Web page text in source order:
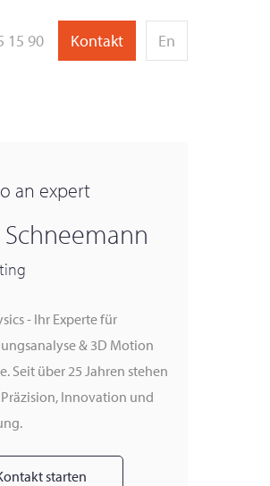
15 90 Kontakt En
an expert
Schneemann
- Ihr Experte für
& 3D Motion
Seit über 25 Jahren stehen
Innovation und
starten